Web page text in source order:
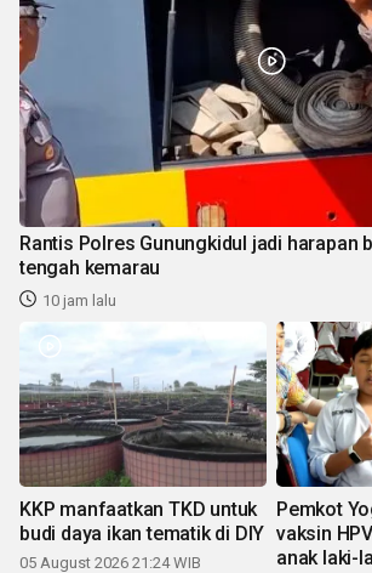
Rantis Polres Gunungkidul jadi harapan
tengah kemarau
10 jam lalu
KKP manfaatkan TKD untuk
budi daya ikan tematik di DIY
05 August 2026 21:24 WIB
Pemkot
vaksin
anak laki-